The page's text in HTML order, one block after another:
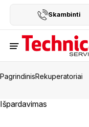
Skambinti
PagrindinisRekuperatoriai
Išpardavimas